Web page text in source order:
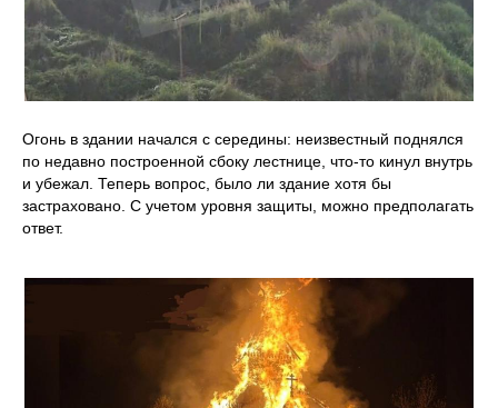
Огонь в здании начался с середины: неизвестный поднялся
по недавно построенной сбоку лестнице, что-то кинул внутрь
и убежал. Теперь вопрос, было ли здание хотя бы
застраховано. С учетом уровня защиты, можно предполагать
ответ.